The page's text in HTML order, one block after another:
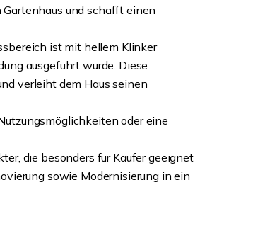
und schafft einen
ist mit hellem Klinker
ausgeführt wurde. Diese
verleiht dem Haus seinen
oder eine
die besonders für Käufer geeignet
sowie Modernisierung in ein